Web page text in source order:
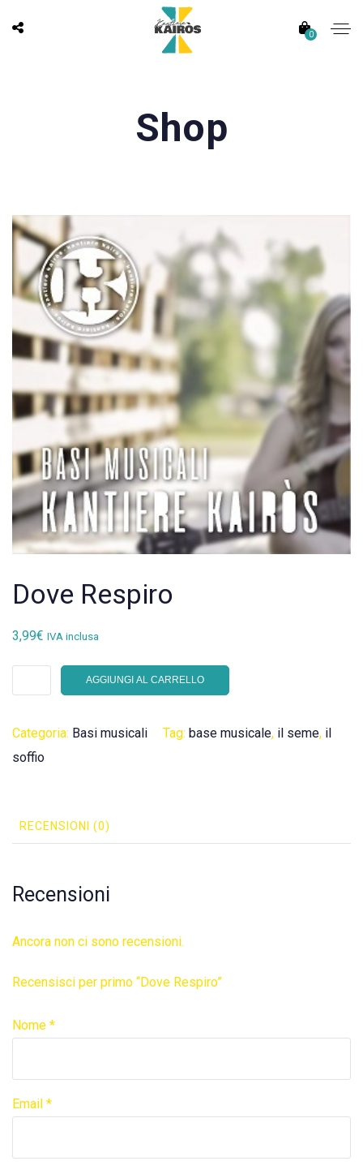
0
Shop
Dove Respiro
3,99€ IVA inclusa
Respiro
quantità
AGGIUNGI AL CARRELLO
Categoria: Basi musicali Tag: base musicale, il seme, il
soffio
RECENSIONI (0)
Recensioni
Ancora non ci sono recensioni.
Recensisci per primo “Dove Respiro”
Nome *
Email *